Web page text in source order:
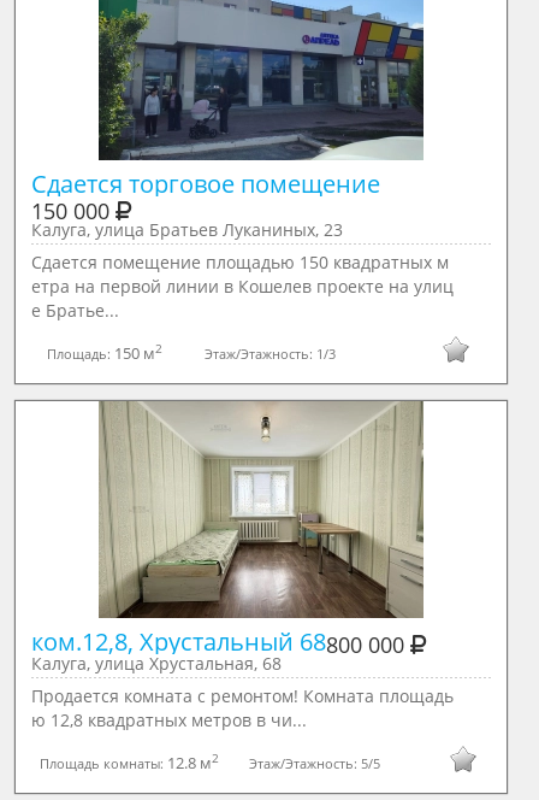
Сдается торговое помещение
150 000
Калуга, улица Братьев Луканиных, 23
Сдается помещение площадью 150 квадратных м
етра на первой линии в Кошелев проекте на улиц
е Братье...
Площадь: 150 м2 Этаж/Этажность: 1/3
ком.12,8, Хрустальный 68800 000
Калуга, улица Хрустальная, 68
Продается комната с ремонтом! Комната площадь
ю 12,8 квадратных метров в чи...
Площадь комнаты: 12.8 м2 Этаж/Этажность: 5/5